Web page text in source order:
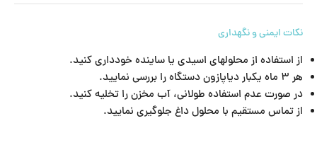
نکات ایمنی و نگهداری
از استفاده از محلولهای اسیدی یا ساینده خودداری کنید.
هر ۳ ماه یکبار دیاپازون دستگاه را بررسی نمایید.
در صورت عدم استفاده طولانی، آب مخزن را تخلیه کنید.
از تماس مستقیم با محلول داغ جلوگیری نمایید.